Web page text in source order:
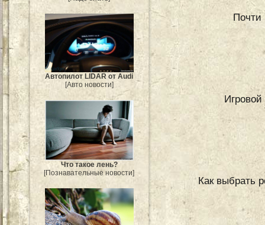
Автопилот LIDAR от Audi
[Авто новости]
Что такое лень?
[Познавательные новости]
Почти
Как выбрать